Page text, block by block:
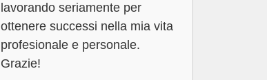
lavorando seriamente per
ottenere successi nella mia vita
profesionale e personale.
Grazie!